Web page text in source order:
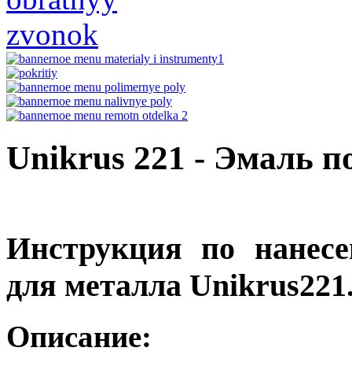
Unikrus 221 - Эмаль
Инструкция по
для металла
Описание: